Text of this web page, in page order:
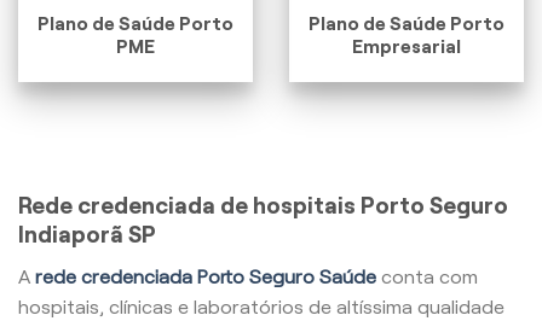
Plano de Saúde Porto
PME
Plano de Saúde Porto
Empresarial
Rede credenciada de hospitais Porto Seguro
Indiaporã SP
A rede credenciada Porto Seguro Saúde conta com
hospitais, clínicas e laboratórios de altíssima qualidade